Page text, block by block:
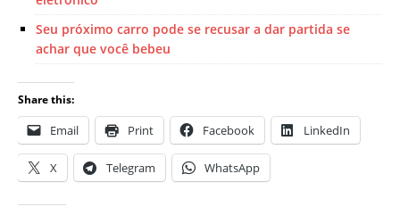
Seu próximo carro pode se recusar a dar partida se
achar que você bebeu
Share this:
Email Print Facebook LinkedIn
X Telegram WhatsApp